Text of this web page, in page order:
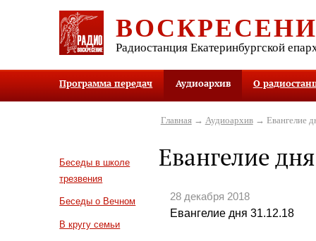
Радиостанция Екатеринбургской
Программа передач Аудиоархив О
Беседы в школе
трезвения
Беседы о Вечном
В кругу семьи
Главная→ Аудиоархив→ Евангелие
Евангелие дня
28 декабря 2018
Евангелие дня 31.12.18